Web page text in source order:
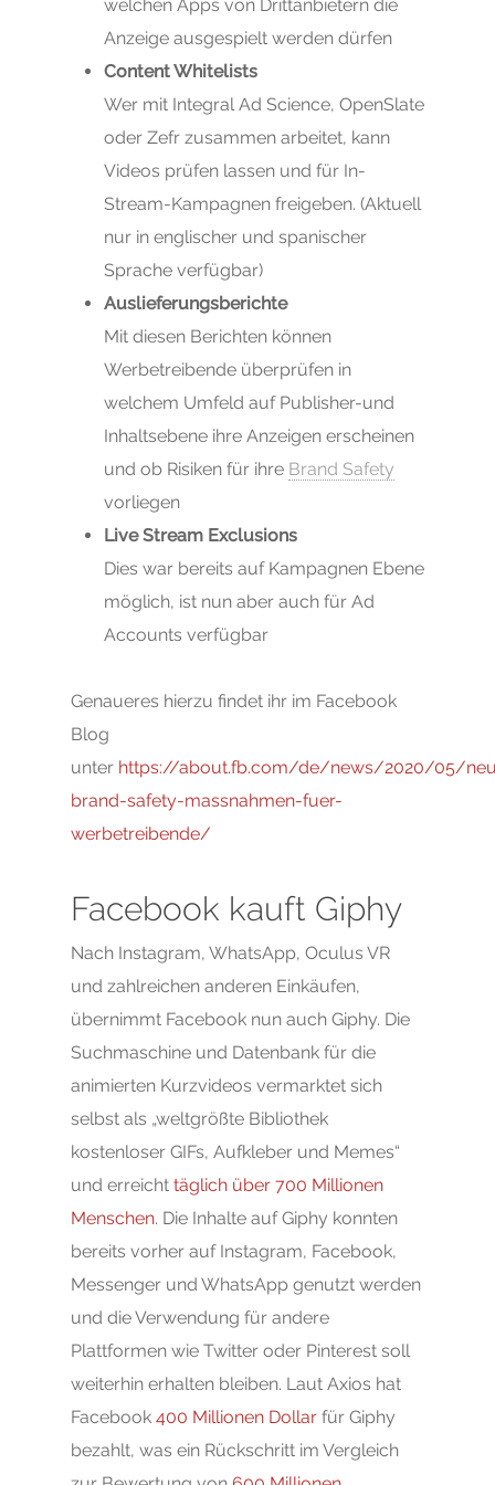
welchen Apps von Drittanbietern die
Anzeige ausgespielt werden dürfen
Content Whitelists
Wer mit Integral Ad Science, OpenSlate
oder Zefr zusammen arbeitet, kann
Videos prüfen lassen und für In-
Stream-Kampagnen freigeben. (Aktuell
nur in englischer und spanischer
Sprache verfügbar)
Auslieferungsberichte
Mit diesen Berichten können
Werbetreibende überprüfen in
welchem Umfeld auf Publisher-und
Inhaltsebene ihre Anzeigen erscheinen
und ob Risiken für ihre Brand Safety
vorliegen
Live Stream Exclusions
Dies war bereits auf Kampagnen Ebene
möglich, ist nun aber auch für Ad
Accounts verfügbar
Genaueres hierzu findet ihr im Facebook
Blog
unter https://about.fb.com/de/news/2020/05/
brand-safety-massnahmen-fuer-
werbetreibende/
Facebook kauft Giphy
Nach Instagram, WhatsApp, Oculus VR
und zahlreichen anderen Einkäufen,
übernimmt Facebook nun auch Giphy. Die
Suchmaschine und Datenbank für die
animierten Kurzvideos vermarktet sich
selbst als „weltgrößte Bibliothek
kostenloser GIFs, Aufkleber und Memes“
und erreicht täglich über 700 Millionen
Menschen. Die Inhalte auf Giphy konnten
bereits vorher auf Instagram, Facebook,
Messenger und WhatsApp genutzt werden
und die Verwendung für andere
Plattformen wie Twitter oder Pinterest soll
weiterhin erhalten bleiben. Laut Axios hat
Facebook 400 Millionen Dollar für Giphy
bezahlt, was ein Rückschritt im Vergleich